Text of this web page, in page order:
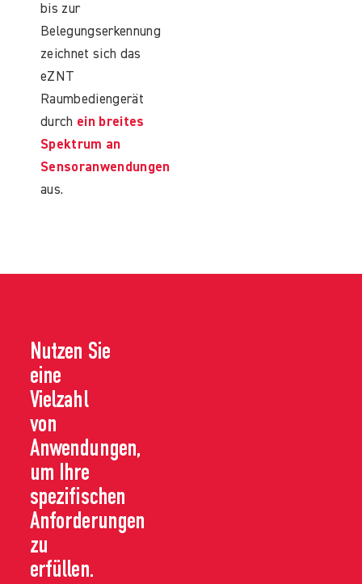
bis zur
Belegungserkennung
zeichnet sich das
eZNT
Raumbediengerät
durch ein breites
Spektrum an
Sensoranwendungen
aus.
Nutzen Sie
eine
Vielzahl
von
Anwendungen,
um Ihre
spezifischen
Anforderungen
zu
erfüllen.